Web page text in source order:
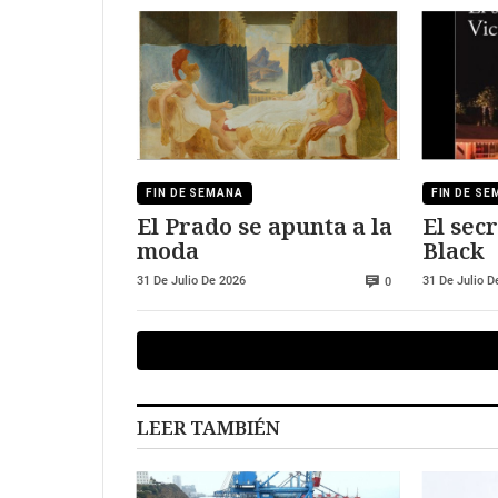
FIN DE SEMANA
El Prado se apunta a la
moda
31 De Julio De 2026 0
FIN DE
El
Black
31 De Julio
LEER TAMBIÉN